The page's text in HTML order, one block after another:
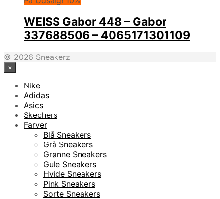
WEISS Gabor 448 – Gabor
337688506 – 4065171301109
© 2026 Sneakerz
×
Nike
Adidas
Asics
Skechers
Farver
Blå Sneakers
Grå Sneakers
Grønne Sneakers
Gule Sneakers
Hvide Sneakers
Pink Sneakers
Sorte Sneakers